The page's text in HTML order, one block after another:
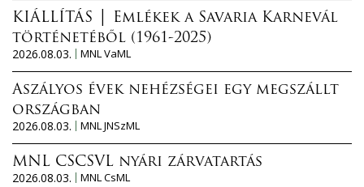
KIÁLLÍTÁS │ Emlékek a Savaria Karnevál
történetéből (1961-2025)
2026.08.03.
MNL VaML
Aszályos évek nehézségei egy megszállt
országban
2026.08.03.
MNL JNSzML
MNL CSCSVL nyári zárvatartás
2026.08.03.
MNL CsML